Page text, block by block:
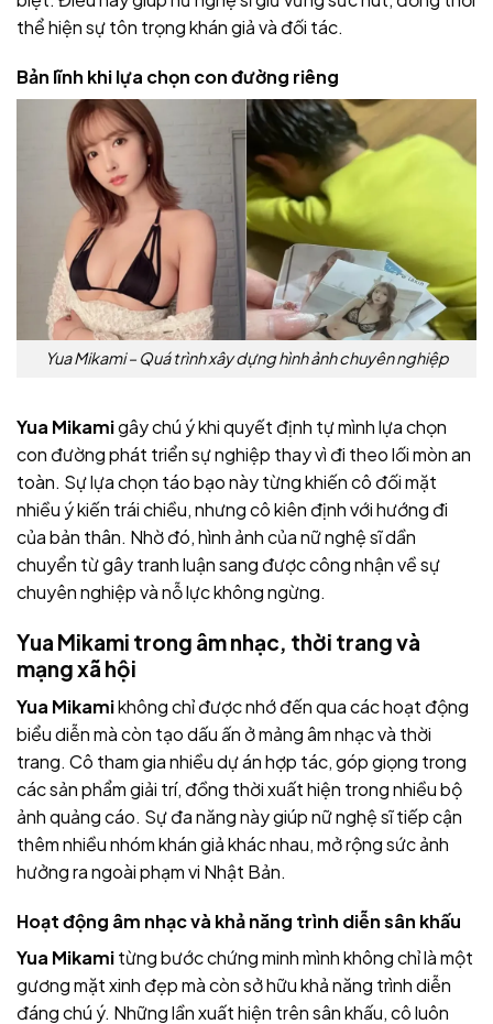
thể hiện sự tôn trọng khán giả và đối tác.
Bản lĩnh khi lựa chọn con đường riêng
Yua Mikami – Quá trình xây dựng hình ảnh chuyên nghiệp
Yua Mikamigây chú ý khi quyết định tự mình lựa chọn
con đường phát triển sự nghiệp thay vì đi theo lối mòn an
toàn. Sự lựa chọn táo bạo này từng khiến cô đối mặt
nhiều ý kiến trái chiều, nhưng cô kiên định với hướng đi
của bản thân. Nhờ đó, hình ảnh của nữ nghệ sĩ dần
chuyển từ gây tranh luận sang được công nhận về sự
chuyên nghiệp và nỗ lực không ngừng.
Yua Mikami trong âm nhạc, thời trang và
mạng xã hội
Yua Mikamikhông chỉ được nhớ đến qua các hoạt động
biểu diễn mà còn tạo dấu ấn ở mảng âm nhạc và thời
trang. Cô tham gia nhiều dự án hợp tác, góp giọng trong
các sản phẩm giải trí, đồng thời xuất hiện trong nhiều bộ
ảnh quảng cáo. Sự đa năng này giúp nữ nghệ sĩ tiếp cận
thêm nhiều nhóm khán giả khác nhau, mở rộng sức ảnh
hưởng ra ngoài phạm vi Nhật Bản.
Hoạt động âm nhạc và khả năng trình diễn sân khấu
Yua Mikamitừng bước chứng minh mình không chỉ là một
gương mặt xinh đẹp mà còn sở hữu khả năng trình diễn
đáng chú ý. Những lần xuất hiện trên sân khấu, cô luôn